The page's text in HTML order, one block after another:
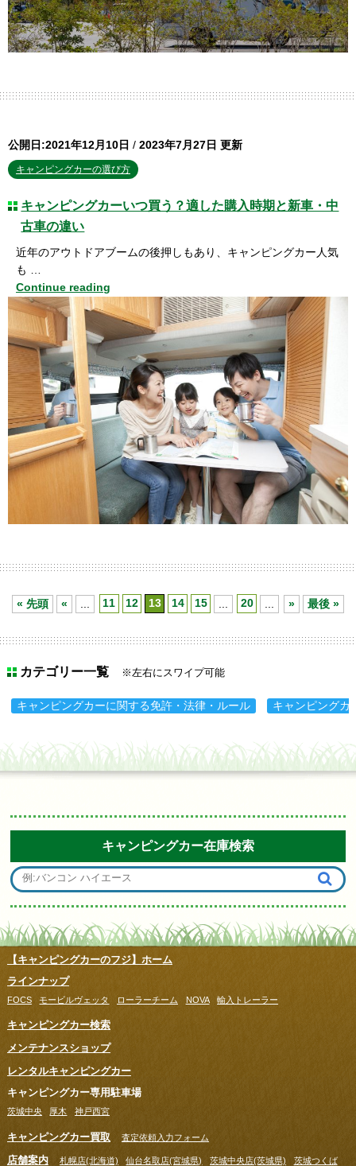
公開日:2021年12月10日 / 2023年7月27日 更新
キャンピングカーの選び方
キャンピングカーいつ買う？適した購入時期と新車・中
古車の違い
近年のアウトドアブームの後押しもあり、キャンピングカー人気
も …
Continue reading
« 先頭 « 11 12 13 14 15 20 » 最後 »
カテゴリー一覧 ※左右にスワイプ可能
キャンピングカーに関する免許・法律・ルール キャンピングカ
キャンピングカー在庫検索
【キャンピングカーのフジ】ホーム
ラインナップ
FOCS モービルヴェッタ ローラーチーム NOVA 輸入トレーラー
キャンピングカー検索
メンテナンスショップ
レンタルキャンピングカー
キャンピングカー専用駐車場
茨城中央 厚木 神戸西宮
キャンピングカー買取 査定依頼入力フォーム
店舗案内 札幌店(北海道) 仙台名取店(宮城県) 茨城中央店(茨城県) 茨城つくば